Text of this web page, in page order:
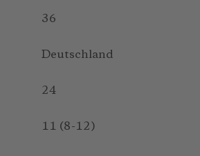
36
Deutschland
24
11 (8-12)